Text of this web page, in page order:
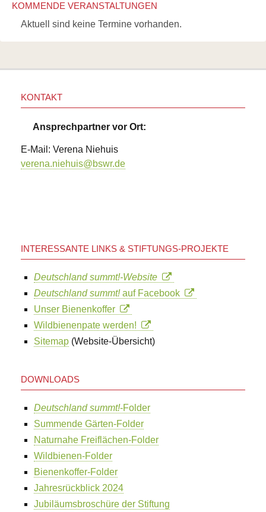
KOMMENDE VERANSTALTUNGEN
Aktuell sind keine Termine vorhanden.
KONTAKT
Ansprechpartner vor Ort:
E-Mail: Verena Niehuis
verena.niehuis@bswr.de
INTERESSANTE LINKS & STIFTUNGS-PROJEKTE
Deutschland summt!-Website
Deutschland summt!auf Facebook
Unser Bienenkoffer
Wildbienenpate werden!
Sitemap (Website-Übersicht)
DOWNLOADS
Deutschland summt!-Folder
Summende Gärten-Folder
Naturnahe Freiflächen-Folder
Wildbienen-Folder
Bienenkoffer-Folder
Jahresrückblick 2024
Jubiläumsbroschüre der Stiftung